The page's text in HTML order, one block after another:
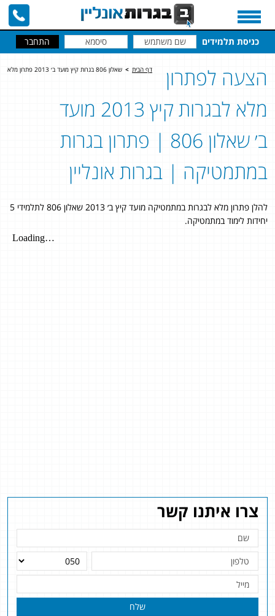
כניסת תלמידים
צרו איתנו קשר
שלח
דף הבית > שאלון 806 בגרות קיץ מועד ב׳ 2013 פתרון מלא
הצעה לפתרון
מלא לבגרות קיץ 2013 מועד
ב׳ שאלון 806 | פתרון בגרות
במתמטיקה | בגרות אונליין
להלן פתרון מלא לבגרות במתמטיקה מועד קיץ ב׳ 2013 שאלון 806 לתלמידי 5
יחידות לימוד במתמטיקה.